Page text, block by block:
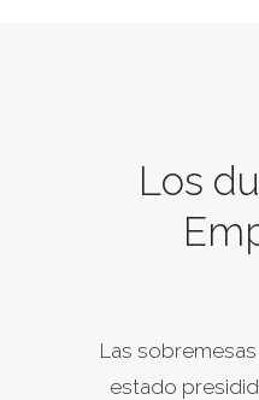
Los
Las
estado